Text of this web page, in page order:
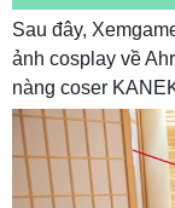
Sau đây,
ảnh cosplay về
nàng coser